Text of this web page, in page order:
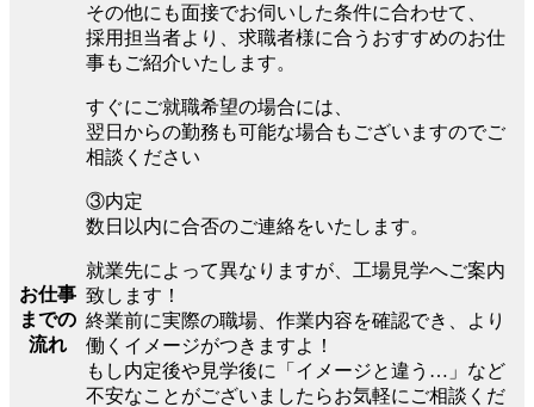
お仕事
までの
流れ
その他にも面接でお伺いした条件に合わせて、
採用担当者より、求職者様に合うおすすめのお仕
事もご紹介いたします。
すぐにご就職希望の場合には、
翌日からの勤務も可能な場合もございますのでご
相談ください
③内定
数日以内に合否のご連絡をいたします。
就業先によって異なりますが、工場見学へご案内
致します！
終業前に実際の職場、作業内容を確認でき、より
働くイメージがつきますよ！
もし内定後や見学後に「イメージと違う…」など
不安なことがございましたらお気軽にご相談くだ